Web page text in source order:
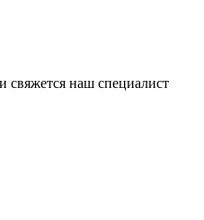
наш специалист